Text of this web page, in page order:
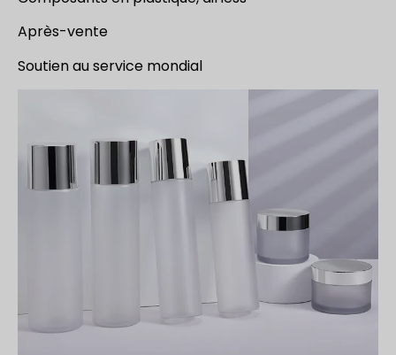
Après-vente
Soutien au service mondial